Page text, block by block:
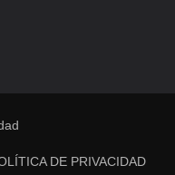
DE PRIVACIDAD